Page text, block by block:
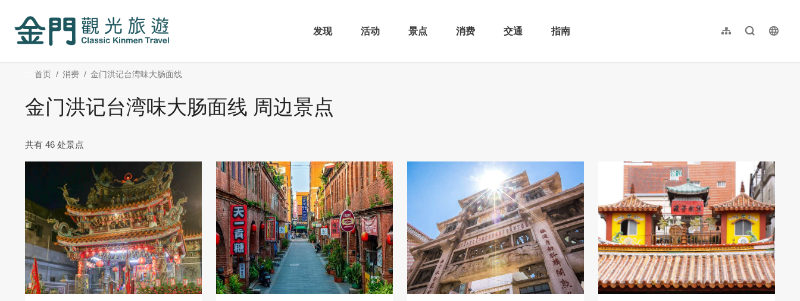
内
发现
活动 景点 消费 交通 指南 网站导览全文检索
繁體中文
首页 消费 金门洪记台湾味大肠面线
金门洪记台湾味大肠面线 周边景点
共有 46 处景点